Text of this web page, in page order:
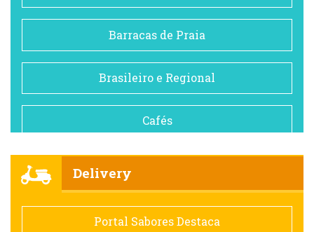
Barracas de Praia
Brasileiro e Regional
Cafés
Comida saudável
Delivery
Portal Sabores Destaca